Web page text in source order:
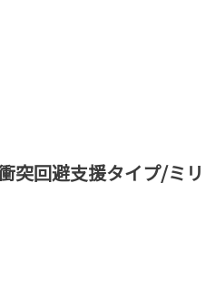
突回避支援タイプ/ミリ